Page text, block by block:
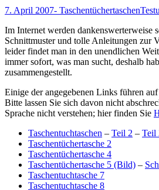
7. April 2007- Taschentüchertaschen
Im Internet werden dankenswerterweise
Schnittmuster und tolle Anleitungen zur
leider findet man in den unendlichen
immer sofort, was man sucht, deshalb
zusammengestellt.
Einige der angegebenen Links führen auf
Bitte lassen Sie sich davon nicht
Sprache nicht verstehen; hier finden Sie
Taschentuchtaschen – Teil 2 – Teil
Taschentüchertasche 2
Taschentüchertasche 4
Taschentüchertasche 5 (Bild) –
Taschentuchtasche 7
Taschentuchtasche 8